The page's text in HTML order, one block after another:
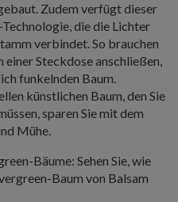
Zudem verfügt dieser
die die Lichter
verbindet. So brauchen
einer Steckdose anschließen,
funkelnden Baum.
künstlichen Baum, den Sie
sparen Sie mit dem
Mühe.
Bäume: Sehen Sie, wie
Baum von Balsam